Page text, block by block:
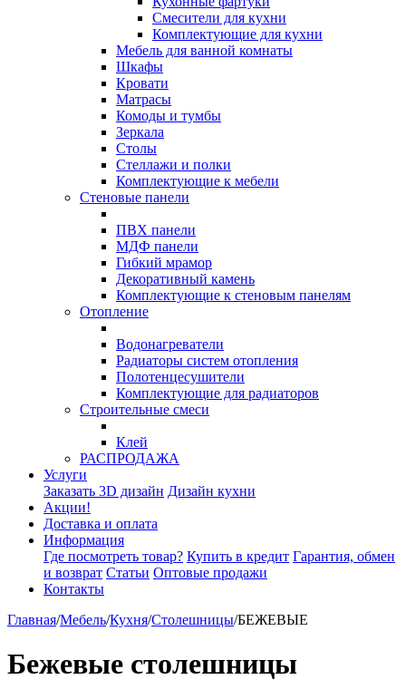
Смесители для кухни
Комплектующие для кухни
Мебель для ванной комнаты
Шкафы
Кровати
Матрасы
Комоды и тумбы
Зеркала
Столы
Стеллажи и полки
Комплектующие к мебели
Стеновые панели
ПВХ панели
МДФ панели
Гибкий мрамор
Декоративный камень
Комплектующие к стеновым панелям
Отопление
Водонагреватели
Радиаторы систем отопления
Полотенцесушители
Комплектующие для радиаторов
Строительные смеси
Клей
РАСПРОДАЖА
Услуги
Заказать 3D дизайн Дизайн кухни
Акции!
Доставка и оплата
Информация
Где посмотреть товар? Купить в кредит Гарантия, обмен
и возврат Статьи Оптовые продажи
Контакты
Главная/Мебель/Кухня/Столешницы/БЕЖЕВЫЕ
Бежевые столешницы